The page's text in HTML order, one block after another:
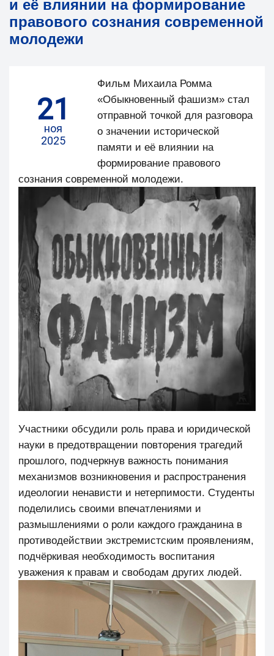
и её влиянии на формирование
правового сознания современной
молодежи
21
ноя
2025
Фильм Михаила Ромма
«Обыкновенный фашизм» стал
отправной точкой для разговора
о значении исторической
памяти и её влиянии на
формирование правового
сознания современной молодежи.
Участники обсудили роль права и юридической
науки в предотвращении повторения трагедий
прошлого, подчеркнув важность понимания
механизмов возникновения и распространения
идеологии ненависти и нетерпимости. Студенты
поделились своими впечатлениями и
размышлениями о роли каждого гражданина в
противодействии экстремистским проявлениям,
подчёркивая необходимость воспитания
уважения к правам и свободам других людей.